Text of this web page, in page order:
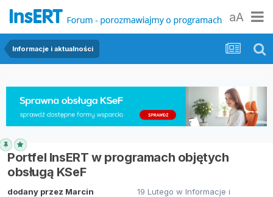
aA
Informacje i aktualności
Portfel InsERT w programach objętych
obsługą KSeF
dodany przez Marcin
19 Lutego w Informacje i